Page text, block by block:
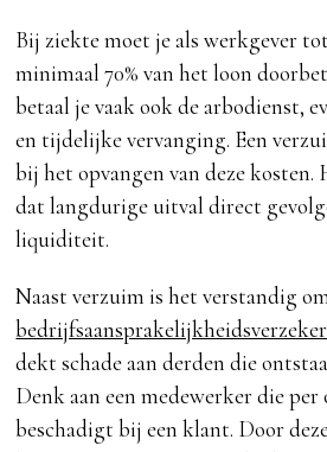
Bij ziekte moet je als werkgever
minimaal 70% van het loon
betaal je vaak ook de arbodienst,
en tijdelijke vervanging. Een
bij het opvangen van deze kosten.
dat langdurige uitval direct
liquiditeit.
Naast verzuim is het verstandig
dekt schade aan derden die
Denk aan een medewerker die
beschadigt bij een klant. Door